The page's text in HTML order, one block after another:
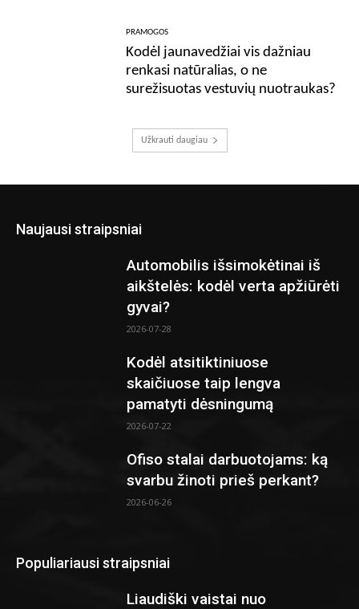
PRAMOGOS
Kodėl jaunavedžiai vis dažniau
renkasi natūralias, o ne
surežisuotas vestuvių nuotraukas?
Užkrauti daugiau
Naujausi straipsniai
Automobilis išsimokėtinai iš
aikštelės: kodėl verta apžiūrėti
gyvai?
2026-07-28
Kodėl atsitiktiniuose
skaičiuose taip lengva
pamatyti dėsningumą
2026-07-22
Ofiso stalai darbuotojams: ką
svarbu žinoti prieš perkant?
2026-06-26
Populiariausi straipsniai
Liaudiški vaistai nuo